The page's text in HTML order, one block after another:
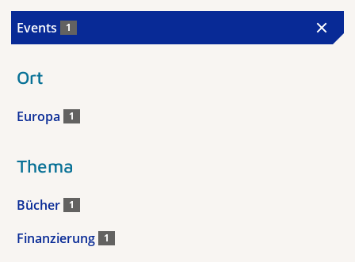
Events 1
Ort
Europa 1
Thema
Bücher 1
Finanzierung 1